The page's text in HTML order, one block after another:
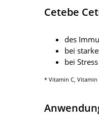
Cetebe
des
bei
bei
* Vitamin C,